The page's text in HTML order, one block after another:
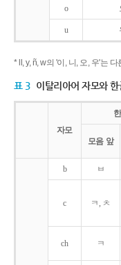
o
u
* ll, y, ñ, w의 '이, 니, 오, 우'는
표 3 이탈리아어 자모와
자모
모음 앞
b ㅂ
c ㅋ, ㅊ
ch ㅋ